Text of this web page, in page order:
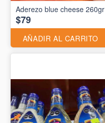
Aderezo blue cheese 260gr
$79
AÑADIR AL CARRITO